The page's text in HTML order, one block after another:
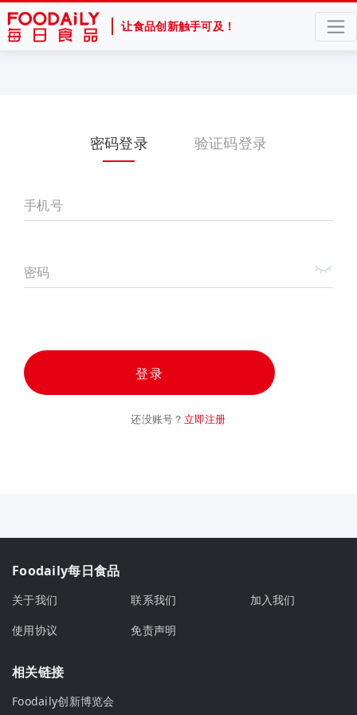
让食品创新触手可及！
密码登录 验证码登录
手机号
密码
登录
还没账号？ 立即注册
Foodaily每日食品
关于我们 联系我们
加入我们
使用协议
免责声明
相关链接
Foodaily创新博览会